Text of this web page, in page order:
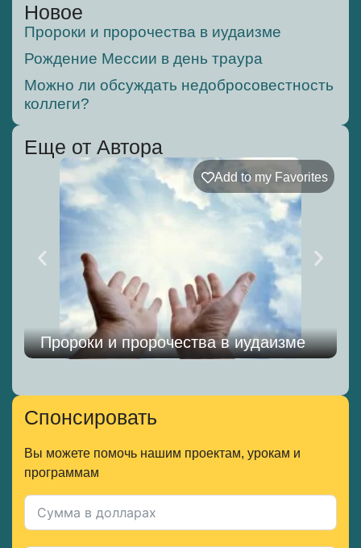
Новое
Пророки и пророчества в иудаизме
Рождение Мессии в день траура
Можно ли обсуждать недобросовестность
коллеги?
Еще от Автора
Add to my Favorites
Пророки и пророчества в иудаизме
Спонсировать
Вы можете помочь нашим проектам, урокам и
программам